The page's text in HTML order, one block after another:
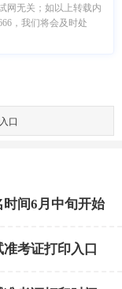
网无关；如以上转载内
，我们将会及时处
口
间6月中旬开始
考证打印入口